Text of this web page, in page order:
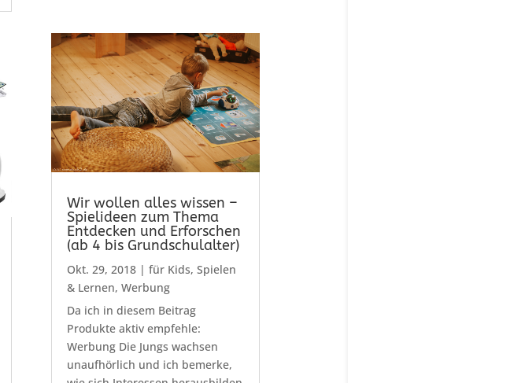
Wir wollen alles wissen –
Spielideen zum Thema
Entdecken und Erforschen
(ab 4 bis Grundschulalter)
Okt. 29, 2018| für Kids, Spielen
& Lernen, Werbung
Da ich in diesem Beitrag
Produkte aktiv empfehle:
Werbung Die Jungs wachsen
unaufhörlich und ich bemerke,